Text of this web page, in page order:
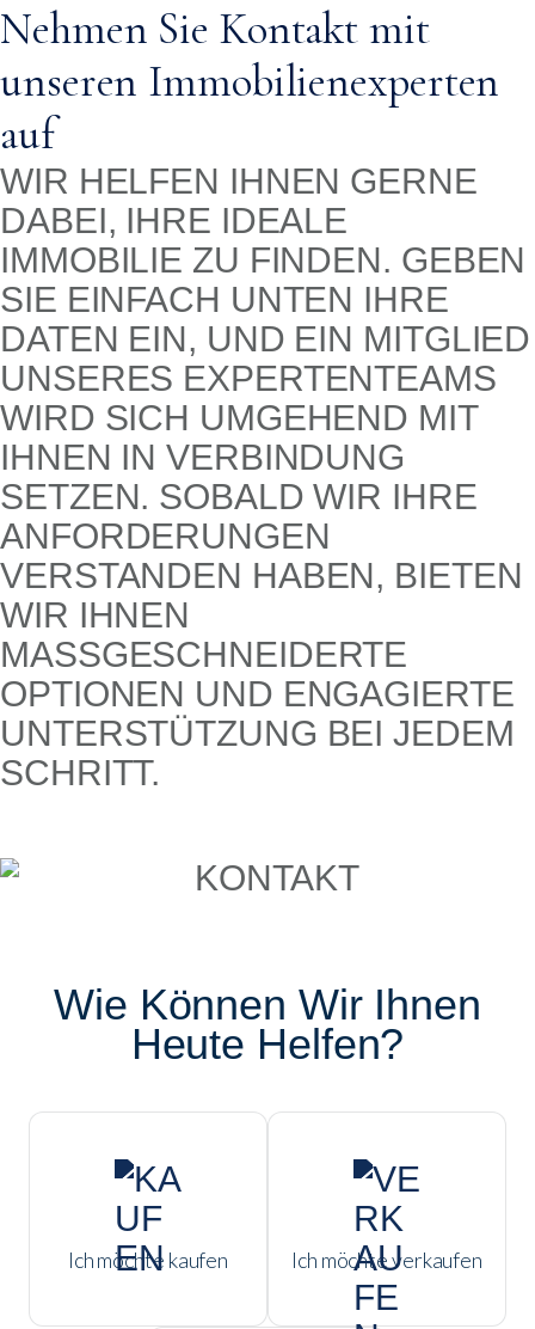
Nehmen Sie Kontakt mit
unseren Immobilienexperten
auf
WIR HELFEN IHNEN GERNE
DABEI, IHRE IDEALE
IMMOBILIE ZU FINDEN. GEBEN
SIE EINFACH UNTEN IHRE
DATEN EIN, UND EIN MITGLIED
UNSERES EXPERTENTEAMS
WIRD SICH UMGEHEND MIT
IHNEN IN VERBINDUNG
SETZEN. SOBALD WIR IHRE
ANFORDERUNGEN
VERSTANDEN HABEN, BIETEN
WIR IHNEN
MASSGESCHNEIDERTE O
PTIONEN UND ENGAGIERTE U
NTERSTÜTZUNG BEI JEDEM S
CHRITT.
Wie Können Wir Ihnen
Heute Helfen?
Ich möchte kaufen Ich möchte verkaufen